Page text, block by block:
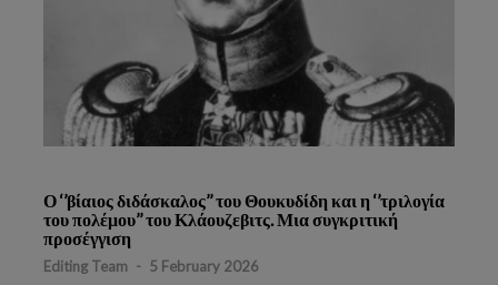
Ο ‘’βίαιος διδάσκαλος’’ του Θουκυδίδη και η ‘’τριλογία
του πολέμου’’ του Κλάουζεβιτς. Μια συγκριτική
προσέγγιση
Editing Team - 5 February 2026